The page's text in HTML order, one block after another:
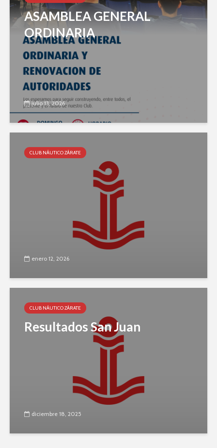
ASAMBLEA GENERAL
ORDINARIA
julio 13, 2026
CLUB NÁUTICO ZÁRATE
enero 12, 2026
CLUB NÁUTICO ZÁRATE
Resultados San Juan
diciembre 18, 2025